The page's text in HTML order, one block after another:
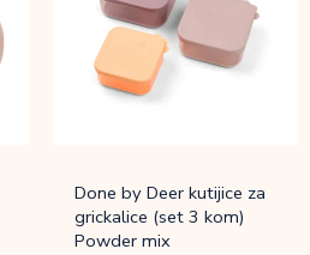
Done by Deer kutijice za
grickalice (set 3 kom)
Powder mix